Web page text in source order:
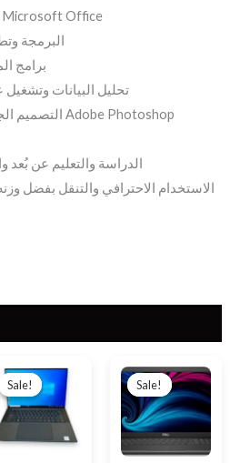
الأعمال المكتبية وبرامج Microsoft Office
البرمجة
برامج
تحليل البيانات
الدراسة والتعليم عن بُعد
Sale!
Sale!
price
was:
EGP28,950.
price
is:
EGP27,500.
Sale!
Sale!
price
was:
price
is: